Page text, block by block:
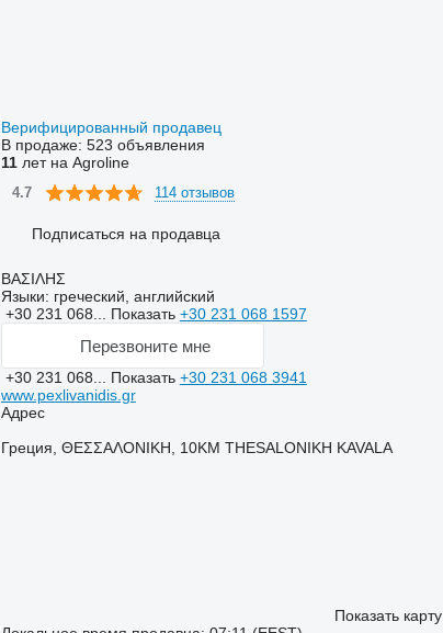
Верифицированный продавец
В продаже: 523 объявления
11лет на Agroline
4.7 114 отзывов
Подписаться на продавца
ΒΑΣΙΛΗΣ
Языки: греческий, английский
+30 231 068... Показать +30 231 068 1597
Перезвоните мне
+30 231 068... Показать +30 231 068 3941
www.pexlivanidis.gr
Адрес
Греция, ΘΕΣΣΑΛΟΝΙΚΗ, 10KM THESALONIKH KAVALA
Показать карту